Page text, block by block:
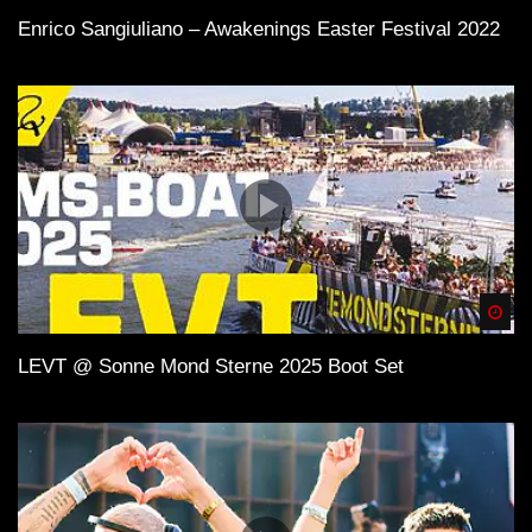
Enrico Sangiuliano – Awakenings Easter Festival 2022
LEVT @ Sonne Mond Sterne 2025 Boot Set